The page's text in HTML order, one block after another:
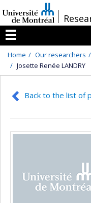
au
contenu
/
Menu
Home Our researchers
Josette Renée LANDRY
Back to the list of